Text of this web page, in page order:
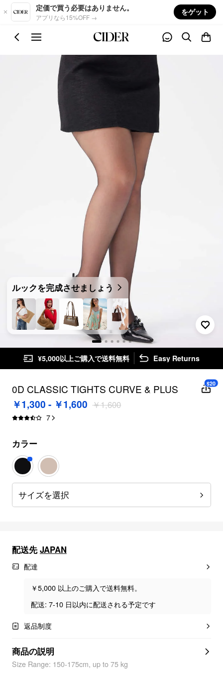
Skip to main content
定価で買う必要はありません。
アプリなら15%OFF →
をゲット
ルックを完成させましょう
¥5,000以上ご購入で送料無料 Easy Returns
0D CLASSIC TIGHTS CURVE & PLUS
￥1,300 - ￥1,600 ￥1,600
7
$20
カラー
サイズを選択
配送先 JAPAN
配達
￥5,000 以上のご購入で送料無料。
配送: 7-10 日以内に配送される予定です
返品制度
商品の説明
Size Range: 150-175cm, up to 75 kg